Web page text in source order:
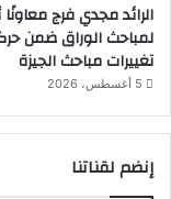
الرائد مجدي فرج
لمباحث الوراق ضمن
تغييرات مباحث الجيزة
5 أغسطس، 2026
إنضم لقناتنا